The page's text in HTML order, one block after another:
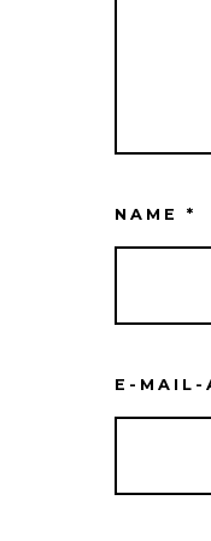
NAME *
E-MAIL-